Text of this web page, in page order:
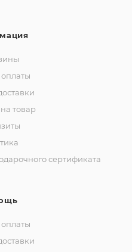
товар
сертификата